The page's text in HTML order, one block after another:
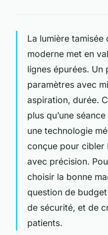
La lumière tamisée
moderne met en
lignes épurées. Un
paramètres avec
aspiration, durée.
plus qu’une
une technologie
conçue pour cibler
avec précision.
choisir la bonne
question de
de sécurité, et de
patients.